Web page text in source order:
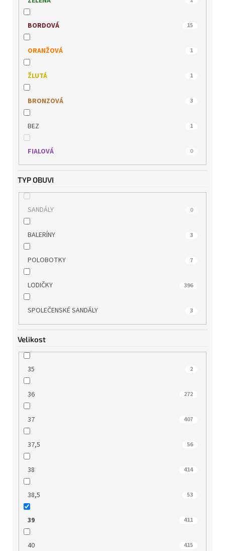
WONDERS 5
BORDOVÁ 15
ORANŽOVÁ 1
ŽLUTÁ 1
BRONZOVÁ 3
BEZ 1
FIALOVÁ 0
TYP OBUVI
SANDÁLY 0
BALERÍNY 3
POLOBOTKY 7
LODIČKY 396
SPOLEČENSKÉ SANDÁLY 3
Velikost
35 2
36 272
37 407
37,5 56
38 414
38,5 53
39 411
40 415